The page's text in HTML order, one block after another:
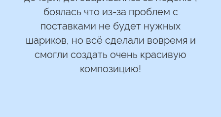
боялась что из-за проблем с
поставками не будет нужных
шариков, но всё сделали вовремя и
смогли создать очень красивую
композицию!